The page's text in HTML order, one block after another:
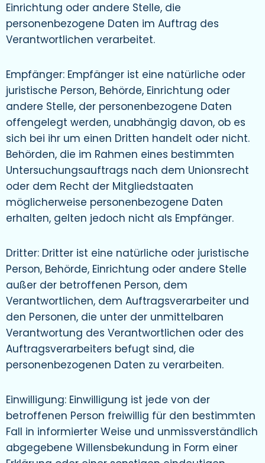
Einrichtung oder andere Stelle, die
personenbezogene Daten im Auftrag des
Verantwortlichen verarbeitet.
Empfänger: Empfänger ist eine natürliche oder
juristische Person, Behörde, Einrichtung oder
andere Stelle, der personenbezogene Daten
offengelegt werden, unabhängig davon, ob es
sich bei ihr um einen Dritten handelt oder nicht.
Behörden, die im Rahmen eines bestimmten
Untersuchungsauftrags nach dem Unionsrecht
oder dem Recht der Mitgliedstaaten
möglicherweise personenbezogene Daten
erhalten, gelten jedoch nicht als Empfänger.
Dritter: Dritter ist eine natürliche oder juristische
Person, Behörde, Einrichtung oder andere Stelle
außer der betroffenen Person, dem
Verantwortlichen, dem Auftragsverarbeiter und
den Personen, die unter der unmittelbaren
Verantwortung des Verantwortlichen oder des
Auftragsverarbeiters befugt sind, die
personenbezogenen Daten zu verarbeiten.
Einwilligung: Einwilligung ist jede von der
betroffenen Person freiwillig für den bestimmten
Fall in informierter Weise und unmissverständlich
abgegebene Willensbekundung in Form einer